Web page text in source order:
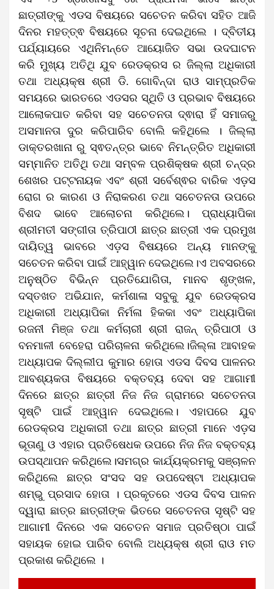
ଛାତ୍ରୀଙ୍କୁ ଏଡସ ବିଷୟରେ ସଚେତନ କରିବା ସହିତ ଆଜି
ଦିନର ମହତ୍ତ୍ଵ ବିଷୟରେ ସୂଚନା ଦେଇଥିଲେ । ଦ୍ବିତୀୟ
ପର୍ଯ୍ୟାୟରେ ଏଥିନିମନ୍ତେ ଆୟୋଜିତ ସଭା ଉଦଘାଟନ
କରି ମୁଖ୍ୟ ଅତିଥି ଯୁବ ରେଡକ୍ରସ ର ଜିଲ୍ଲା ଅଧିକାରୀ
ତଥା ଅଧ୍ୟକ୍ଷ ଶ୍ରୀ ଡି. ଗୋବିନ୍ଦା ରାଓ ସାମ୍ପ୍ରତିକ
ସମୟରେ ଭାରତରେ ଏଡସର ସ୍ଥିତି ଓ ପ୍ରଭାବ ବିଷୟରେ
ଆଲୋକପାତ କରିବା ସହ ସଚେତନତା ଦ୍ଵାରା ହିଁ ସମାଜରୁ
ଅସମାନତା ଦୁର କରିପାରିବ ବୋଲି କହିଥିଲେ । ଜିଲ୍ଲା
ଡାକ୍ତରଖାନା ରୁ ସ୍ଵତନ୍ତ୍ର ଭାବେ ନିମନ୍ତ୍ରିତ ଅଧିକାରୀ
ସମ୍ମାନିତ ଅତିଥି ତଥା ସମ୍ବଳ ପ୍ରଶିକ୍ଷକ ଶ୍ରୀ ଚନ୍ଦ୍ର
ଶେଖର ପଟ୍ଟନାୟକ ଏବଂ ଶ୍ରୀ ସର୍ବେଶ୍ଵର ବାରିକ ଏଡ଼ସ
ରୋଗ ର କାରଣ ଓ ନିରାକରଣ ତଥା ସଚେତନତା ଉପରେ
ବିଶଦ ଭାବେ ଆଲୋଚନା କରିଥିଲେ। ପ୍ରାଧ୍ୟାପିକା
ଶ୍ରୀମତୀ ସଙ୍ଗୀତା ତ୍ରିପାଠୀ ଛାତ୍ର ଛାତ୍ରୀ ଏକ ପ୍ରମୁଖ
ଦାୟିତ୍ୱ ଭାବରେ ଏଡ଼ସ ବିଷୟରେ ଅନ୍ୟ ମାନଙ୍କୁ
ସଚେତନ କରିବା ପାଇଁ ଆହ୍ୱାନ ଦେଇଥିଲେ।ଏ ଅବସରରେ
ଅନୁଷ୍ଠିତ ବିଭିନ୍ନ ପ୍ରତିଯୋଗିତା, ମାନବ ଶୃଙ୍ଖଳ,
ଦସ୍ତଖତ ଅଭିଯାନ, କର୍ମଶାଳା ସବୁକୁ ଯୁବ ରେଡକ୍ରସ
ଅଧିକାରୀ ଅଧ୍ୟାପିକା ନିର୍ମଳା ହିକକା ଏବଂ ଅଧ୍ୟାପିକା
ରଜନୀ ମିଞ୍ଜ ତଥା କର୍ମଚାରୀ ଶ୍ରୀ ରାଜନ୍ ତ୍ରିପାଠୀ ଓ
ବନମାଳୀ ବେହେରା ପରିଚାଳନା କରିଥିଲେ।ଜିଲ୍ଳା ଆବାହକ
ଅଧ୍ୟାପକ ଦିଲ୍ଲୀପ କୁମାର ହୋତା ଏଡସ ଦିବସ ପାଳନର
ଆବଶ୍ୟକତା ବିଷୟରେ ବକ୍ତବ୍ୟ ଦେବା ସହ ଆଗାମୀ
ଦିନରେ ଛାତ୍ର ଛାତ୍ରୀ ନିଜ ନିଜ ଗ୍ରାମରେ ସଚେତନତା
ସୃଷ୍ଟି ପାଇଁ ଆହ୍ୱାନ ଦେଇଥିଲେ। ଏହାପରେ ଯୁବ
ରେଡକ୍ରସ ଅଧିକାରୀ ତଥା ଛାତ୍ର ଛାତ୍ରୀ ମାନେ ଏଡ଼ସ
ଭୂତାଣୁ ଓ ଏହାର ପ୍ରତିଷେଧକ ଉପରେ ନିଜ ନିଜ ବକ୍ତବ୍ୟ
ଉପସ୍ଥାପନ କରିଥିଲେ।ସମଗ୍ର କାର୍ଯ୍ୟକ୍ରମକୁ ସଞ୍ଚାଳନ
କରିଥିଲେ ଛାତ୍ର ସଂସଦ ସହ ଉପଦେଷ୍ଟା ଅଧ୍ୟାପକ
ଶମ୍ଭୁ ପ୍ରସାଦ ହୋତା । ପ୍ରକୃତରେ ଏଡସ ଦିବସ ପାଳନ
ଦ୍ୱାରା ଛାତ୍ର ଛାତ୍ରୀଙ୍କ ଭିତରେ ସଚେତନତା ସୃଷ୍ଟି ସହ
ଆଗାମୀ ଦିନରେ ଏକ ସଚେତନ ସମାଜ ପ୍ରତିଷ୍ଠା ପାଇଁ
ସହାୟକ ହୋଇ ପାରିବ ବୋଲି ଅଧ୍ୟକ୍ଷ ଶ୍ରୀ ରାଓ ମତ
ପ୍ରକାଶ କରିଥିଲେ ।